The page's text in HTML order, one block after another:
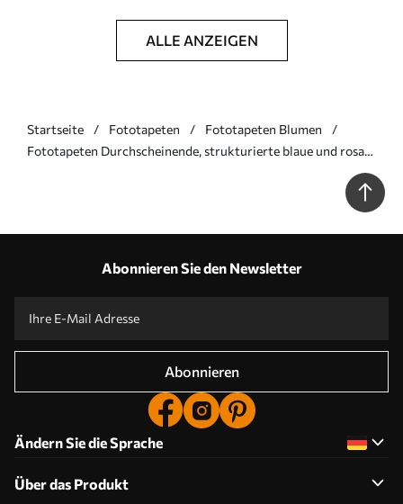
ALLE ANZEIGEN
Startseite Fototapeten
Fototapeten Blumen
Fototapeten Durchscheinende, strukturierte blaue und rosa
Abonnieren Sie den Newsletter
Abonnieren
Ändern Sie die Sprache
Über das Produkt